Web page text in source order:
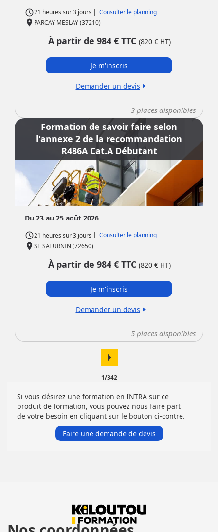
access_time21 heures sur3 jours | Consulter le planning
place PARCAY MESLAY (37210)
À partir de 984 € TTC (820€ HT)
Je m'inscris
Demander un devis play_arrow
3 places disponibles
Formation de savoir faire selon
l'annexe 2 de la recommandation
R486A Cat.A Débutant
Du 23 au 25 août 2026
access_time21 heures sur3 jours | Consulter le planning
place ST SATURNIN (72650)
À partir de 984 € TTC (820€ HT)
Je m'inscris
Demander un devis play_arrow
5 places disponibles
arrow_right
1/342
Si vous désirez une formation en INTRA sur ce
produit de formation, vous pouvez nous faire part
de votre besoin en cliquant sur le bouton ci-contre.
Faire une demande de devis